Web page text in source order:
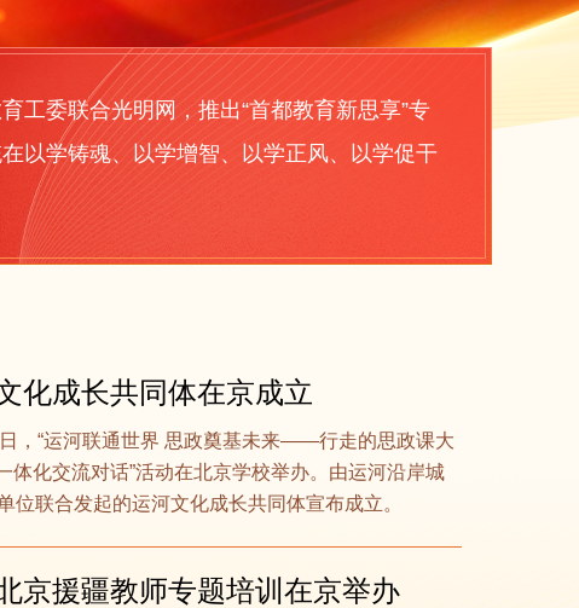
委联合光明网，推出“首都教育新思享”专
以学铸魂、以学增智、以学正风、以学促干
化成长共同体在京成立
，“运河联通世界 思政奠基未来——行走的思政课大
体化交流对话”活动在北京学校举办。由运河沿岸城
位联合发起的运河文化成长共同体宣布成立。
京援疆教师专题培训在京举办